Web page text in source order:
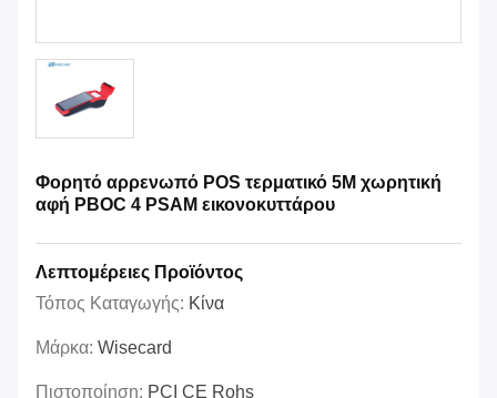
Φορητό αρρενωπό POS τερματικό 5M χωρητική
αφή PBOC 4 PSAM εικονοκυττάρου
Λεπτομέρειες Προϊόντος
Τόπος Καταγωγής: Κίνα
Μάρκα: Wisecard
Πιστοποίηση: PCI CE Rohs